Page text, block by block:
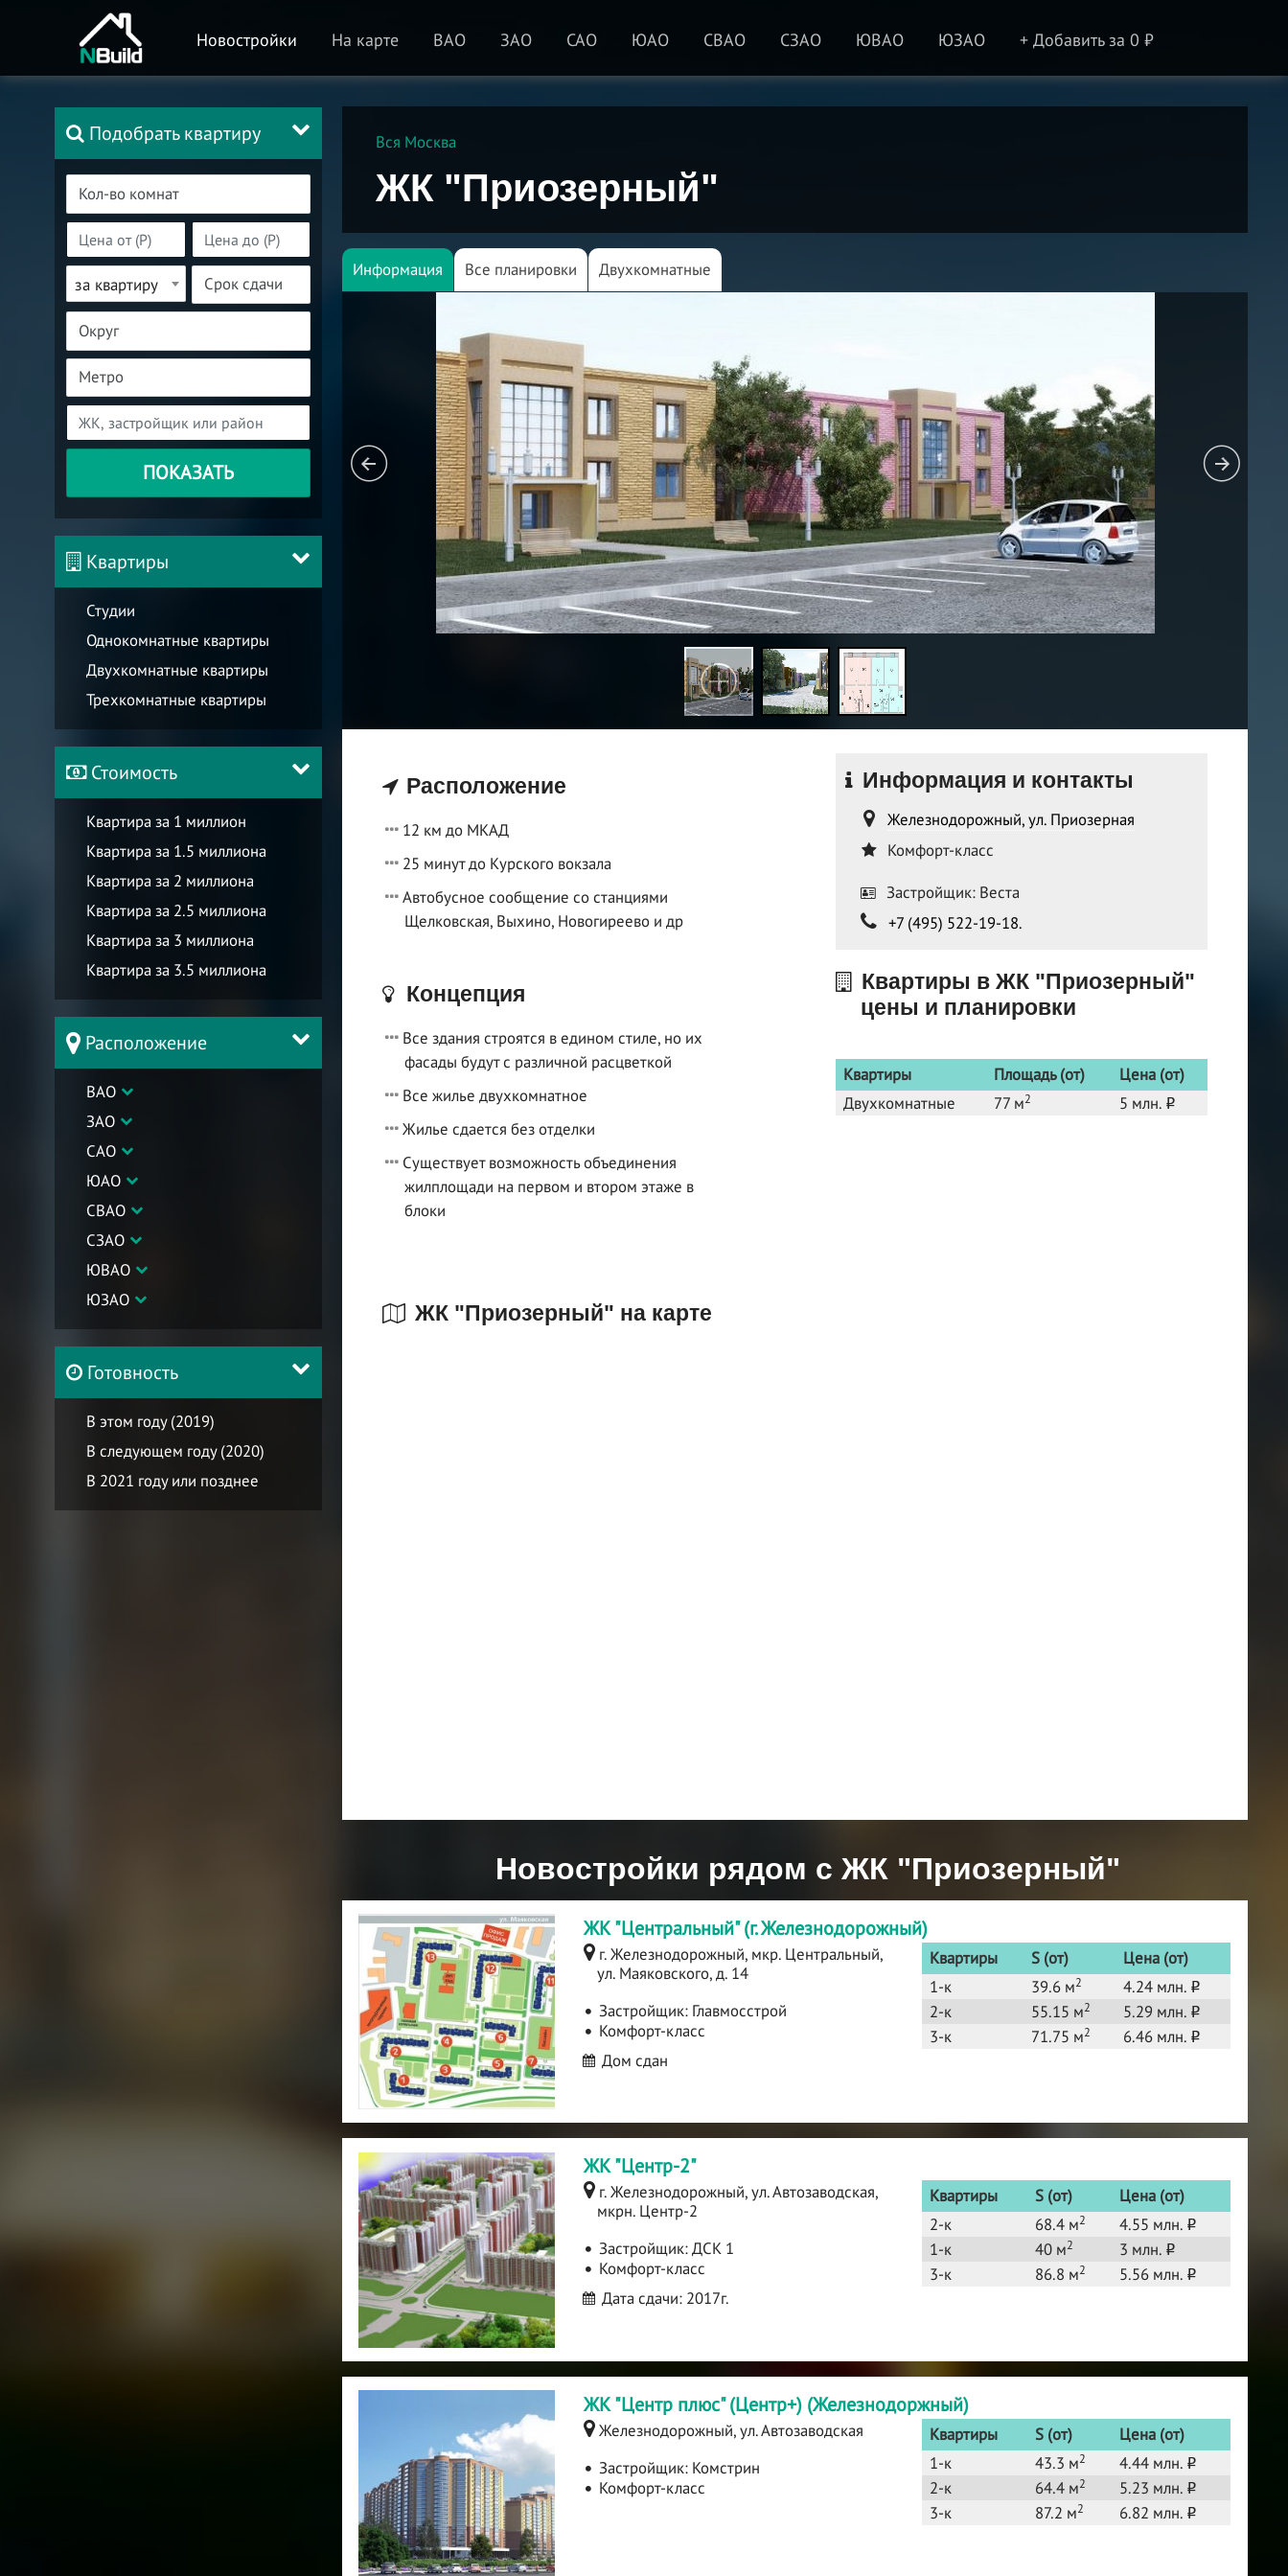
Новостройки На карте ВАО ЗАО САО ЮАО СВАО СЗАО ЮВАО ЮЗАО + Добавить за 0 ₽
Подобрать квартиру
за квартиру
ПОКАЗАТЬ
Квартиры
Студии
Однокомнатные квартиры
Двухкомнатные квартиры
Трехкомнатные квартиры
Стоимость
Квартира за 1 миллион
Квартира за 1.5 миллиона
Квартира за 2 миллиона
Квартира за 2.5 миллиона
Квартира за 3 миллиона
Квартира за 3.5 миллиона
Расположение
ВАО
ЗАО
САО
ЮАО
СВАО
СЗАО
ЮВАО
ЮЗАО
Готовность
В этом году (2019)
В следующем году (2020)
В 2021 году или позднее
Вся Москва
ЖК "Приозерный"
Информация Все планировки Двухкомнатные
Расположение
12 км до МКАД
25 минут до Курского вокзала
Автобусное сообщение со станциями
Щелковская, Выхино, Новогиреево и др
Концепция
Все здания строятся в едином стиле, но их
фасады будут с различной расцветкой
Все жилье двухкомнатное
Жилье сдается без отделки
Существует возможность объединения
жилплощади на первом и втором этаже в
блоки
Информация и контакты
Железнодорожный, ул. Приозерная
Комфорт-класс
Застройщик: Веста
+7 (495) 522-19-18.
Квартиры в ЖК "Приозерный"
цены и планировки
Квартиры Площадь (от)
Цена (от)
Двухкомнатные
77 м2 5 млн. o
ЖК "Приозерный" на карте
Новостройки рядом с ЖК "Приозерный"
ЖК "Центральный" (г. Железнодорожный)
г. Железнодорожный, мкр. Центральный,
ул. Маяковского, д. 14
Застройщик: Главмосстрой
Комфорт-класс
Дом сдан
Квартиры S (от)
Цена (от)
1-к
39.6 м2 4.24 млн. o
2-к 55.15 м2 5.29 млн. o
3-к 71.75 м2 6.46 млн. o
ЖК "Центр-2"
г. Железнодорожный, ул. Автозаводская,
мкрн. Центр-2
Застройщик:ДСК 1
Комфорт-класс
Дата сдачи: 2017г.
Квартиры S (от)
Цена (от)
2-к
68.4 м2 4.55 млн. o
1-к 40 м2 3 млн. o
3-к 86.8 м2 5.56 млн. o
ЖК "Центр плюс" (Центр+) (Железнодоржный)
Железнодорожный, ул. Автозаводская
Застройщик: Комстрин
Комфорт-класс
Квартиры S (от)
Цена (от)
1-к
43.3 м2 4.44 млн. o
2-к 64.4 м2 5.23 млн. o
3-к 87.2 м2 6.82 млн. o